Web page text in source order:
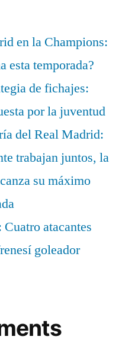
en la Champions:
esta temporada?
de fichajes:
por la juventud
del Real Madrid:
trabajan juntos, la
su máximo
atacantes
goleador